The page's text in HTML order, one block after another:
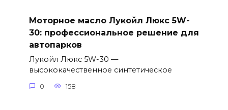
Моторное масло Лукойл Люкс 5W-
30: профессиональное решение для
автопарков
Лукойл Люкс 5W-30 —
высококачественное синтетическое
0 158